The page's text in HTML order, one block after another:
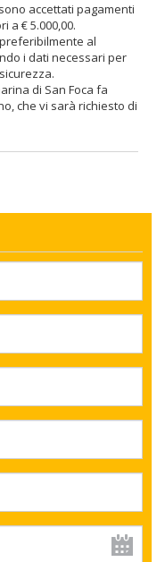
accettati pagamenti
a € 5.000,00.
al
i dati necessari per
di San Foca fa
che vi sarà richiesto di